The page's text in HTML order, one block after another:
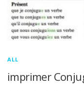
ALL
imprimer